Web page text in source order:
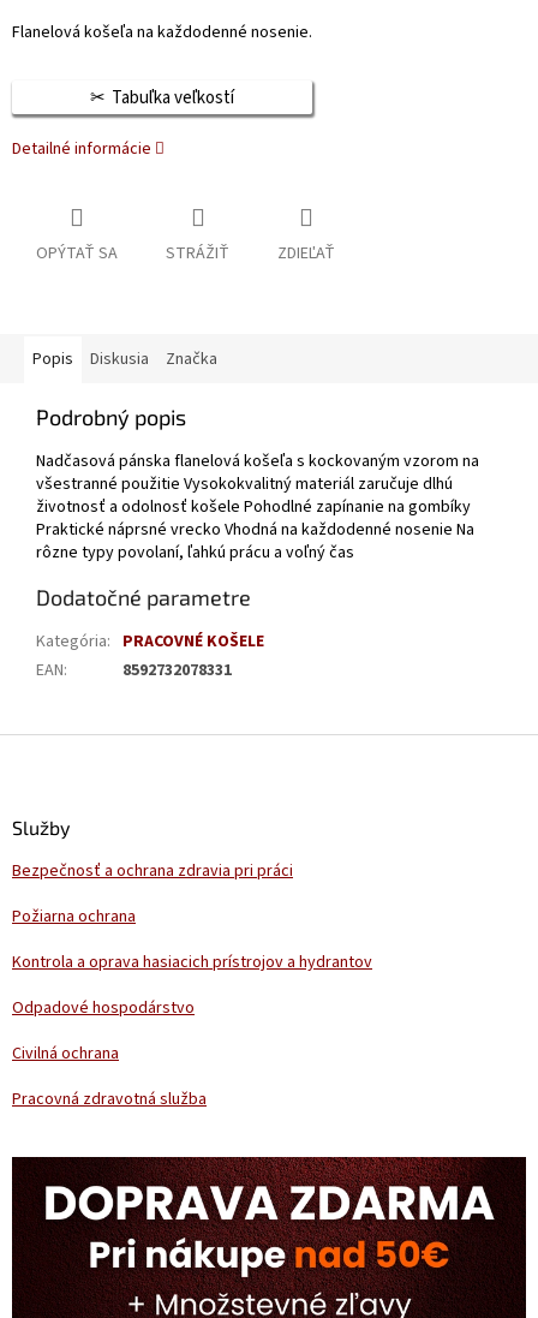
Flanelová košeľa na každodenné nosenie.
Tabuľka veľkostí
Detailné informácie
OPÝTAŤ SA STRÁŽIŤ ZDIEĽAŤ
Popis Diskusia Značka
Podrobný popis
Nadčasová pánska flanelová košeľa s kockovaným vzorom na
všestranné použitie Vysokokvalitný materiál zaručuje dlhú
životnosť a odolnosť košele Pohodlné zapínanie na gombíky
Praktické náprsné vrecko Vhodná na každodenné nosenie Na
rôzne typy povolaní, ľahkú prácu a voľný čas
Dodatočné parametre
Kategória: PRACOVNÉ KOŠELE
EAN: 8592732078331
Služby
Bezpečnosť a ochrana zdravia pri práci
Požiarna ochrana
Kontrola a oprava hasiacich prístrojov a hydrantov
Odpadové hospodárstvo
Civilná ochrana
Pracovná zdravotná služba